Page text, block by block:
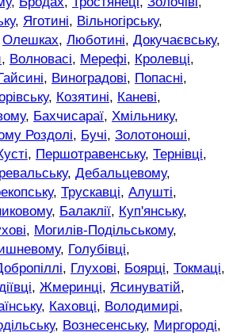
, Яготині, Вільногірську,
Олешках, Люботині, Докучаєвську,
, Волновасі, Мерефі, Кролевці,
Гайсині, Виноградові, Попасні,
, Козятині, Каневі,
, Бахчисараї, Хмільнику,
Роздолі, Бучі, Золотоноші,
, Першотравенську, Тернівці,
, Дебальцевому,
, Трускавці, Алушті,
, Балаклії, Куп'янську,
, Могилів-Подільському,
, Голубівці,
, Глухові, Боярці, Токмаці,
, Жмеринці, Ясинуватій,
, Каховці, Володимирі,
, Вознесенську, Миргороді,